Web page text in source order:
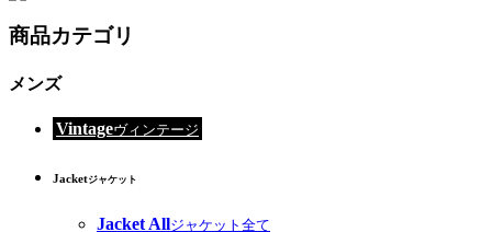
商品カテゴリ
メンズ
Vintageヴィンテージ
Jacketジャケット
Jacket Allジャケット全て